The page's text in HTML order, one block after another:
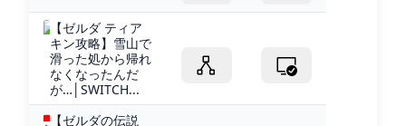
【ゼルダ ティア
キン攻略】雪山で
滑った処から帰れ
なくなったんだ
が…│SWITCH...
【ゼルダの伝説